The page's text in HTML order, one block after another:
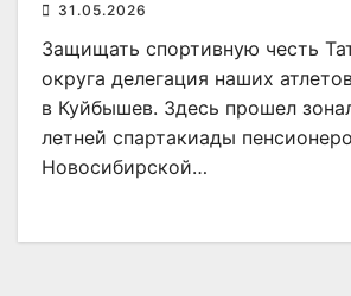
31.05.2026
Защищать спортивную честь
округа делегация наших
в Куйбышев. Здесь прошел
летней спартакиады
Новосибирской…